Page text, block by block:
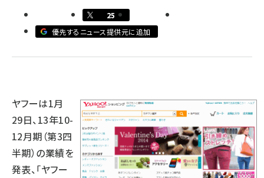
llmo (1163)
25
優先するニュース提供元に追加
ヤフーは1月
29日、13年10-
12月期（第3四
半期）の業績を
発表、「ヤフー